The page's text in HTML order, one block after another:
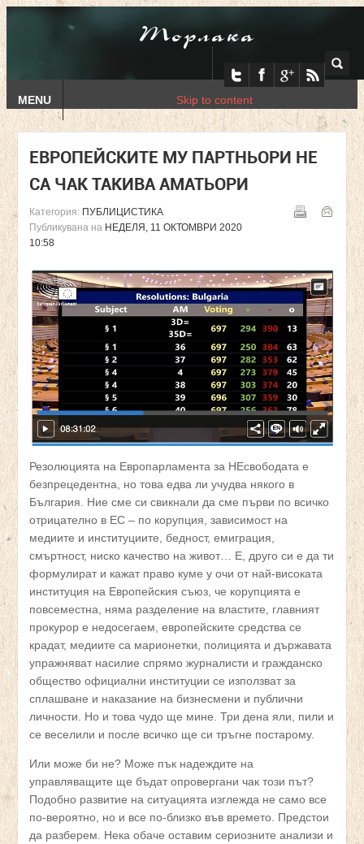
Торлака
MENU Skip to content
ЕВРОПЕЙСКИТЕ МУ ПАРТНЬОРИ НЕ
СА ЧАК ТАКИВА АМАТЬОРИ
Категория: ПУБЛИЦИСТИКА
Публикувана на НЕДЕЛЯ, 11 ОКТОМВРИ 2020
10:58
Резолюцията на Европарламента за НЕсвободата е
безпрецедентна, но това едва ли учудва някого в
България. Ние сме си свикнали да сме първи по всичко
отрицателно в ЕС – по корупция, зависимост на
медиите и институциите, бедност, емиграция,
смъртност, ниско качество на живот… Е, друго си е да ти
формулират и кажат право куме у очи от най-високата
институция на Европейския съюз, че корупцията е
повсеместна, няма разделение на властите, главният
прокурор е недосегаем, европейските средства се
крадат, медиите са марионетки, полицията и държавата
упражняват насилие спрямо журналисти и гражданско
общество официални институции се използват за
сплашване и наказание на бизнесмени и публични
личности. Но и това чудо ще мине. Три дена яли, пили и
се веселили и после всичко ще си тръгне постарому.
Или може би не? Може пък надеждите на
управляващите ще бъдат опровергани чак този път?
Подобно развитие на ситуацията изглежда не само все
по-вероятно, но и все по-близко във времето. Предстои
да разберем. Нека обаче оставим сериозните анализи и